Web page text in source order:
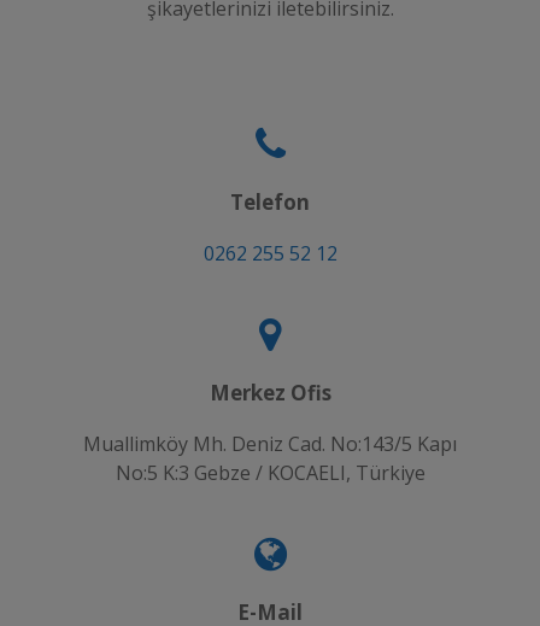
şikayetlerinizi iletebilirsiniz.
Telefon
0262 255 52 12
Merkez Ofis
Muallimköy Mh. Deniz Cad. No:143/5 Kapı
No:5 K:3 Gebze / KOCAELI, Türkiye
E-Mail